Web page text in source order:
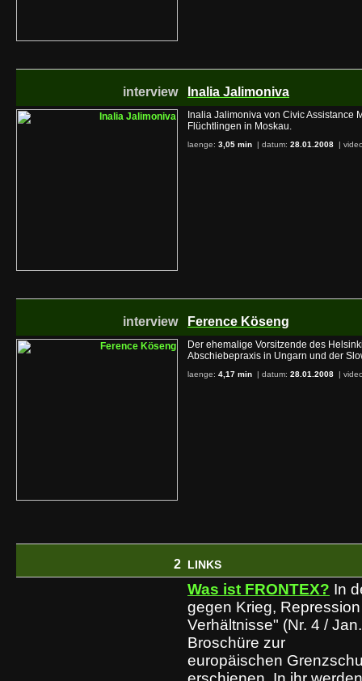
interview Inalia Jalimoniva
Inalia Jalimoniva von Civic Assistance
Flüchtlingen in Moskau.
laenge: 3,05 min | datum: 28.01.2008 |
interview Ference Köseng
Der ehemalige Vorsitzende des
Abschiebepraxis in Ungarn und der
laenge: 4,17 min | datum: 28.01.2008 |
2 LINKS
Was ist FRONTEX? In
gegen Krieg,
Verhältnisse" (Nr. 4 /
Broschüre zur
europäischen